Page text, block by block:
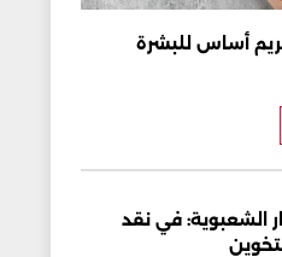
أساس للبشرة
الشعبوية: في نقد